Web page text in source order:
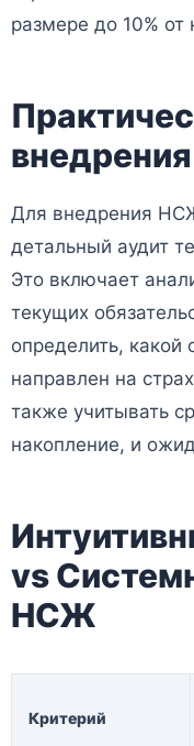
размере до 10% от
Для внедрения
детальный аудит
Это включает
текущих
определить,
направлен на
также учитывать
накопление, и
vs
НСЖ
Критерий